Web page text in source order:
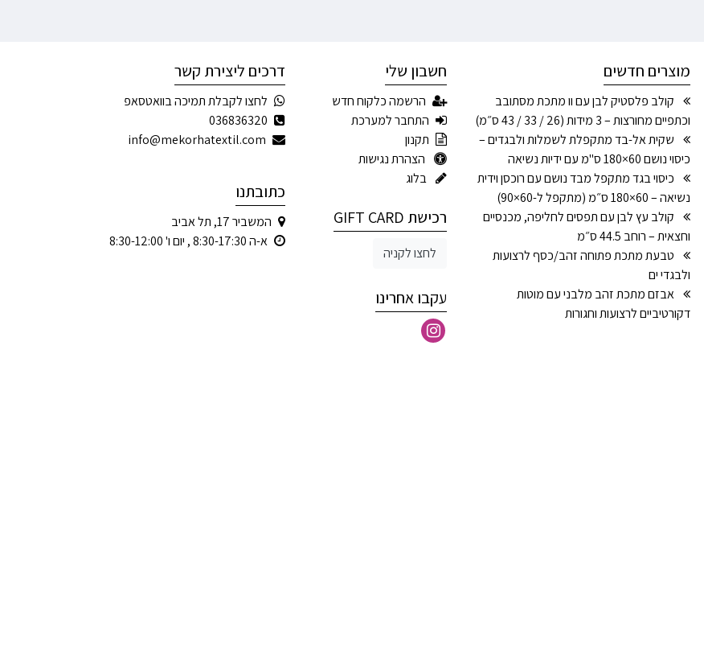
מוצרים חדשים
קולב פלסטיק לבן עם וו מתכת מסתובב
וכתפיים מחורצות – 3 מידות (26 / 33 / 43 ס״מ)
שקית אל-בד מתקפלת לשמלות ולבגדים –
כיסוי נושם 60×180 ס"מ עם ידיות נשיאה
כיסוי בגד מתקפל מבד נושם עם רוכסן וידית
נשיאה – 60×180 ס״מ (מתקפל ל-60×90)
קולב עץ לבן עם תפסים לחליפה, מכנסיים
וחצאית – רוחב 44.5 ס״מ
טבעת מתכת פתוחה זהב/כסף לרצועות
ולבגדי ים
אבזם מתכת זהב מלבני עם מוטות
דקורטיביים לרצועות וחגורות
חשבון שלי
הרשמה כלקוח חדש
התחבר למערכת
תקנון
הצהרת נגישות
בלוג
רכישת GIFT CARD
לחצו לקניה
עקבו אחרינו
דרכים ליצירת קשר
לחצו לקבלת תמיכה בוואטסאפ
036836320
info@mekorhatextil.com
כתובתנו
המשביר 17, תל אביב
א-ה 8:30-17:30 , יום ו' 8:30-12:00